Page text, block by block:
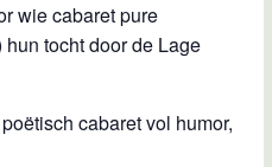
wie cabaret pure
tocht door de Lage
cabaret vol humor,